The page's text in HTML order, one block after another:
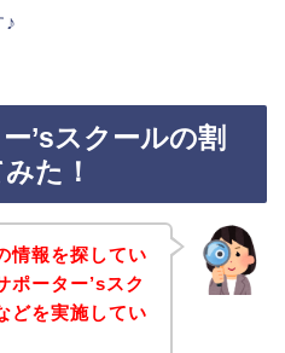
♪
’sスクールの割
た！
情報を探してい
ポーター’sスク
どを実施してい